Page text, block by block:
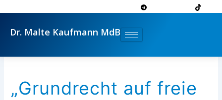
springen
Dr. Malte Kaufmann MdB
„Grundrecht auf freie